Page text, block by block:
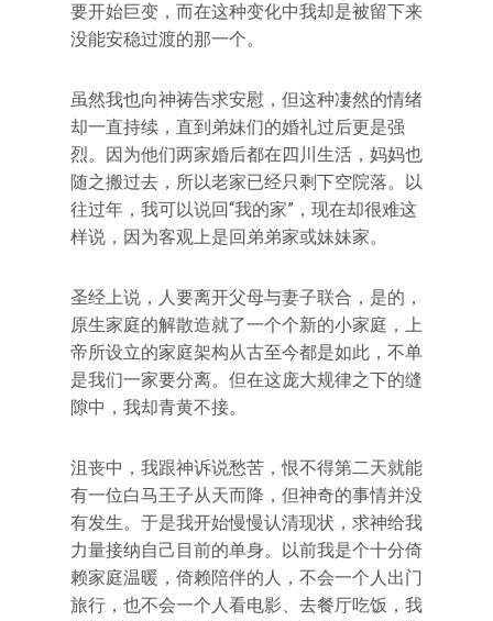
要开始巨变，而在这种变化中我却是被留下来
没能安稳过渡的那一个。
虽然我也向神祷告求安慰，但这种凄然的情绪
却一直持续，直到弟妹们的婚礼过后更是强
烈。因为他们两家婚后都在四川生活，妈妈也
随之搬过去，所以老家已经只剩下空院落。以
往过年，我可以说回“我的家”，现在却很难这
样说，因为客观上是回弟弟家或妹妹家。
圣经上说，人要离开父母与妻子联合，是的，
原生家庭的解散造就了一个个新的小家庭，上
帝所设立的家庭架构从古至今都是如此，不单
是我们一家要分离。但在这庞大规律之下的缝
隙中，我却青黄不接。
沮丧中，我跟神诉说愁苦，恨不得第二天就能
有一位白马王子从天而降，但神奇的事情并没
有发生。于是我开始慢慢认清现状，求神给我
力量接纳自己目前的单身。以前我是个十分倚
赖家庭温暖，倚赖陪伴的人，不会一个人出门
旅行，也不会一个人看电影、去餐厅吃饭，我